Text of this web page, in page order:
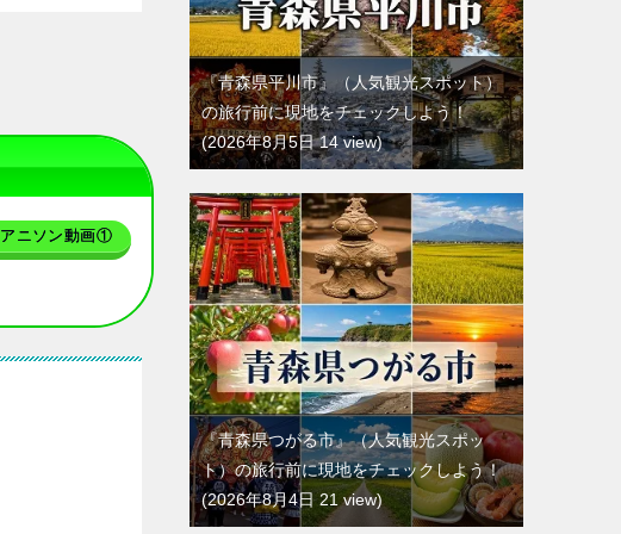
アニソン動画①
『青森県平川市』（人気観光スポット）
の旅行前に現地をチェックしよう！
2026年8月5日 14 view
『青森県つがる市』（人気観光スポッ
ト）の旅行前に現地をチェックしよう！
2026年8月4日 21 view